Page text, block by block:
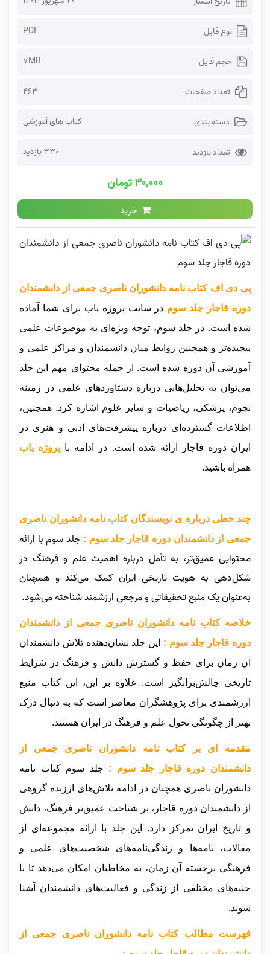
نوع فایل PDF
حجم فایل 7MB
تعداد صفحات 463
دسته بندی کتاب های آموزشی
تعداد بازدید 330 بازدید
۳۰,۰۰۰ تومان
خرید
پی دی اف کتاب نامه دانشوران ناصری جمعی از دانشمندان
دوره قاجار جلد سوم در سایت پروژه یاب برای شما آماده
شده است. در جلد سوم، توجه ویژه‌ای به موضوعات علمی
پیچیده‌تر و همچنین روابط میان دانشمندان و مراکز علمی و
آموزشی آن دوره شده است. از جمله محتوای مهم این جلد
می‌توان به تحلیل‌هایی درباره دستاوردهای علمی در زمینه
نجوم، پزشکی، ریاضیات و سایر علوم اشاره کرد. همچنین،
اطلاعات گسترده‌ای درباره پیشرفت‌های ادبی و هنری در
ایران دوره قاجار ارائه شده است. در ادامه با پروژه یاب
همراه باشید.
چند خطی درباره ی نویسندگان کتاب نامه دانشوران ناصری
جمعی از دانشمندان دوره قاجار جلد سوم : جلد سوم با ارائه
محتوایی عمیق‌تر، به تأمل درباره اهمیت علم و فرهنگ در
شکل‌دهی به هویت تاریخی ایران کمک می‌کند و همچنان
به‌عنوان یک منبع تحقیقاتی و مرجعی ارزشمند شناخته می‌شود.
خلاصه کتاب نامه دانشوران ناصری جمعی از دانشمندان
دوره قاجار جلد سوم : این جلد نشان‌دهنده تلاش دانشمندان
آن زمان برای حفظ و گسترش دانش و فرهنگ در شرایط
تاریخی چالش‌برانگیز است. علاوه بر این، این کتاب منبع
ارزشمندی برای پژوهشگران معاصر است که به دنبال درک
بهتر از چگونگی تحول علم و فرهنگ در ایران هستند.
مقدمه ای بر کتاب نامه دانشوران ناصری جمعی از
دانشمندان دوره قاجار جلد سوم : جلد سوم کتاب نامه
دانشوران ناصری همچنان در ادامه تلاش‌های ارزنده گروهی
از دانشمندان دوره قاجار، بر شناخت عمیق‌تر فرهنگ، دانش
و تاریخ ایران تمرکز دارد. این جلد با ارائه مجموعه‌ای از
مقالات، نامه‌ها و زندگی‌نامه‌های شخصیت‌های علمی و
فرهنگی برجسته آن زمان، به مخاطبان امکان می‌دهد تا با
جنبه‌های مختلفی از زندگی و فعالیت‌های دانشمندان آشنا
شوند.
فهرست مطالب کتاب نامه دانشوران ناصری جمعی از